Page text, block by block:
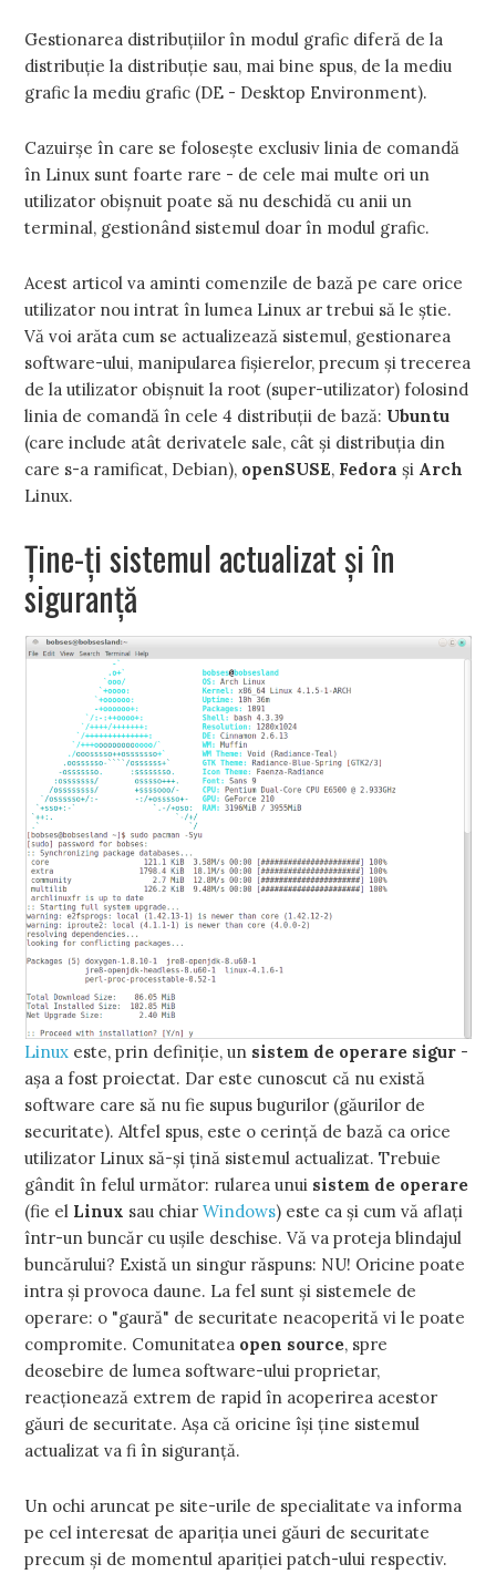
Gestionarea distribuțiilor în modul grafic diferă de la
distribuție la distribuție sau, mai bine spus, de la mediu
grafic la mediu grafic (DE - Desktop Environment).
Cazuirșe în care se folosește exclusiv linia de comandă
în Linux sunt foarte rare - de cele mai multe ori un
utilizator obișnuit poate să nu deschidă cu anii un
terminal, gestionând sistemul doar în modul grafic.
Acest articol va aminti comenzile de bază pe care orice
utilizator nou intrat în lumea Linux ar trebui să le știe.
Vă voi arăta cum se actualizează sistemul, gestionarea
software-ului, manipularea fișierelor, precum și trecerea
de la utilizator obișnuit la root (super-utilizator) folosind
linia de comandă în cele 4 distribuții de bază: Ubuntu
(care include atât derivatele sale, cât și distribuția din
care s-a ramificat, Debian), openSUSE, Fedora și Arch
Linux.
Ține-ți sistemul actualizat și în
siguranță
Linux este, prin definiție, un sistem de operare sigur -
așa a fost proiectat. Dar este cunoscut că nu există
software care să nu fie supus bugurilor (găurilor de
securitate). Altfel spus, este o cerință de bază ca orice
utilizator Linux să-și țină sistemul actualizat. Trebuie
gândit în felul următor: rularea unui sistem de operare
(fie el Linux sau chiarWindows) este ca și cum vă aflați
într-un buncăr cu ușile deschise. Vă va proteja blindajul
buncărului? Există un singur răspuns: NU! Oricine poate
intra și provoca daune. La fel sunt și sistemele de
operare: o "gaură" de securitate neacoperită vi le poate
compromite. Comunitatea open source, spre
deosebire de lumea software-ului proprietar,
reacționează extrem de rapid în acoperirea acestor
găuri de securitate. Așa că oricine își ține sistemul
actualizat va fi în siguranță.
Un ochi aruncat pe site-urile de specialitate va informa
pe cel interesat de apariția unei găuri de securitate
precum și de momentul apariției patch-ului respectiv.